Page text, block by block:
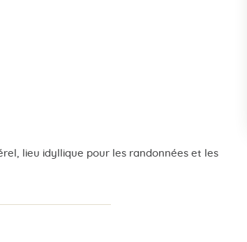
lieu idyllique pour les randonnées et les